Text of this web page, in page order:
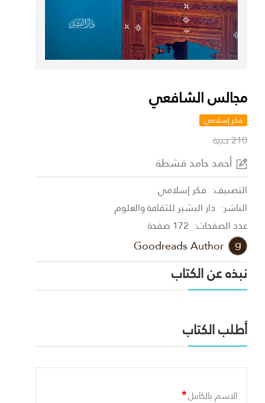
مجالس الشافعي
فكر إسلامي
210 جنية
أحمد حامد قشطة
التصنيف: فكر إسلامي
الناشر: دار البشير للثقافة والعلوم
عدد الصفحات: 172 صفحة
Goodreads Author
نبذه عن الكتاب
أطلب الكتاب
الاسم بالكامل*